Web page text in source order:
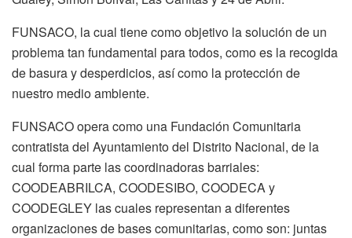
FUNSACO, la cual tiene como objetivo la solución de un
problema tan fundamental para todos, como es la recogida
de basura y desperdicios, así como la protección de
nuestro medio ambiente.
FUNSACO opera como una Fundación Comunitaria
contratista del Ayuntamiento del Distrito Nacional, de la
cual forma parte las coordinadoras barriales:
COODEABRILCA, COODESIBO, COODECA y
COODEGLEY las cuales representan a diferentes
organizaciones de bases comunitarias, como son: juntas